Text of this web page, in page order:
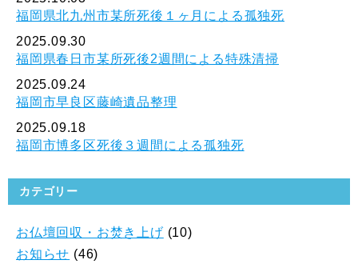
福岡県北九州市某所死後１ヶ月による孤独死
2025.09.30
福岡県春日市某所死後2週間による特殊清掃
2025.09.24
福岡市早良区藤崎遺品整理
2025.09.18
福岡市博多区死後３週間による孤独死
カテゴリー
お仏壇回収・お焚き上げ (10)
お知らせ (46)